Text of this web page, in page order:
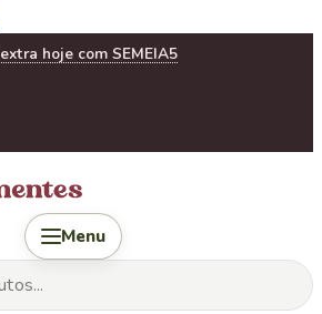
extra hoje com SEMEIA5
Menu